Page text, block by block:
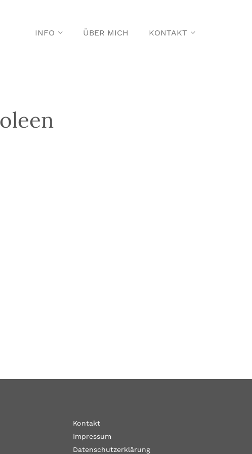
INFO ÜBER MICH KONTAKT
Kontakt
Impressum
Datenschutzerklärung